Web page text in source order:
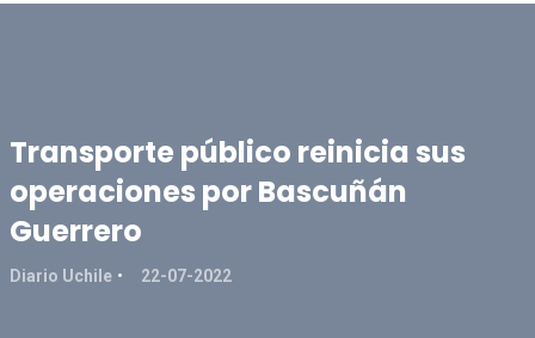
Transporte público reinicia sus
operaciones por Bascuñán
Guerrero
Diario Uchile 22-07-2022